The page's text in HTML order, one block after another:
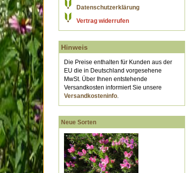
Datenschutzerklärung
Vertrag widerrufen
Hinweis
Die Preise enthalten für Kunden aus der
EU die in Deutschland vorgesehene
MwSt. Über Ihnen entstehende
Versandkosten informiert Sie unsere
Versandkosteninfo.
Neue Sorten